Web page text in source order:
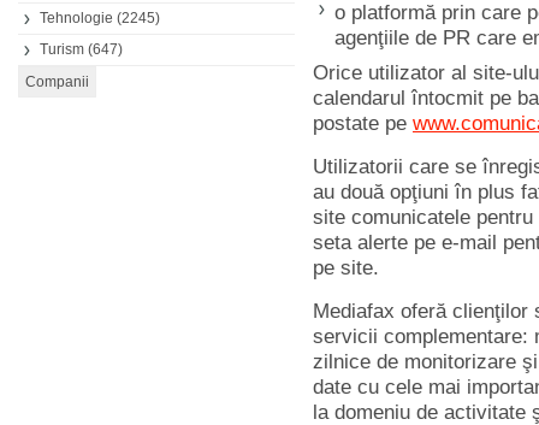
Tehnologie (2245)
Turism (647)
o platformă prin care
agenţiile de PR care
Orice utilizator al site-
calendarul întocmit pe
postate pe
Utilizatorii care se
au două opţiuni în plus
site comunicatele
seta alerte pe e-mail
pe site.
Mediafax oferă clienţilor
servicii complementare:
zilnice de monitorizare
date cu cele mai
la domeniu de activitate